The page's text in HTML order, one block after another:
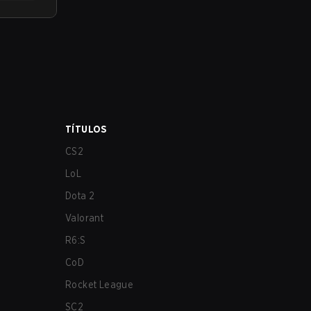
TÍTULOS
CS2
LoL
Dota 2
Valorant
R6:S
CoD
Rocket League
SC2